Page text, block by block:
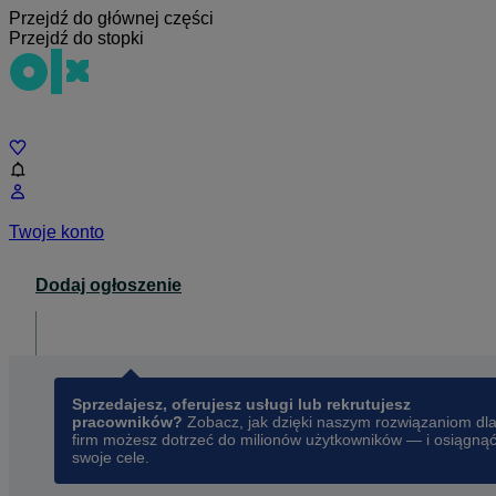
Przejdź do głównej części
Przejdź do stopki
Twoje konto
Dodaj ogłoszenie
Sprzedajesz, oferujesz usługi lub rekrutujesz
pracowników? Zobacz, jak dzięki naszym rozwiązaniom dla
firm możesz dotrzeć do milionów użytkowników — i osiągnąć
swoje cele.